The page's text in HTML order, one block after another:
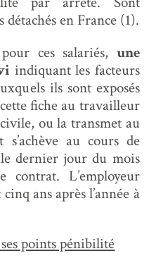
détachés en France (1).
ces salariés, une
indiquant les facteurs
ils sont exposés
fiche au travailleur
ou la transmet au
au cours de
dernier jour du mois
L’employeur
ans après l’année à
points pénibilité